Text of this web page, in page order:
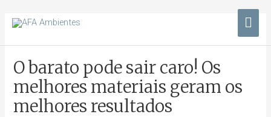
para
conteúdo
O barato pode sair caro! Os
melhores materiais geram os
melhores resultados